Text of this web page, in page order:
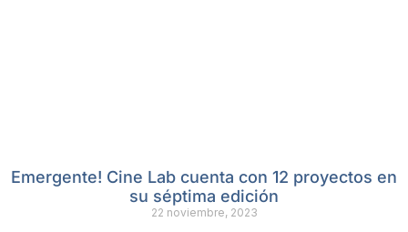
Emergente! Cine Lab cuenta con 12 proyectos en
su séptima edición
22 noviembre, 2023